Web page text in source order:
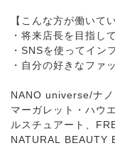
【こんな方が働いて
・将来店長を目指し
・SNSを使ってイン
・自分の好きなファ
NANO universe/ナ
マーガレット・ハウ
ルスチュアート、
NATURAL BEAUTY